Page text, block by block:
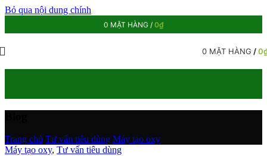
Bỏ qua nội dung chính
0 MẶT HÀNG / 0₫
0 MẶT HÀNG /0
Trang chủ Tư vấn tiêu dùng Máy tạo oxy
Máy tạo oxy, Tư vấn tiêu dùng